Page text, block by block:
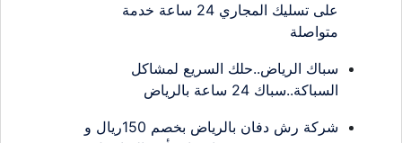
على تسليك المجاري 24 ساعة خدمة
متواصلة
سباك الرياض..حلك السريع لمشاكل
السباكة..سباك 24 ساعة بالرياض
شركة رش دفان بالرياض بخصم 150ريال و